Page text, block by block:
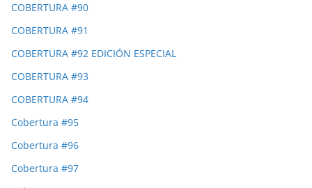
COBERTURA #90
COBERTURA #91
COBERTURA #92 EDICIÓN ESPECIAL
COBERTURA #93
COBERTURA #94
Cobertura #95
Cobertura #96
Cobertura #97